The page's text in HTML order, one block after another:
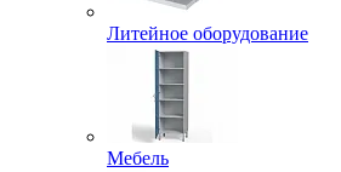
Литейное оборудование
Мебель